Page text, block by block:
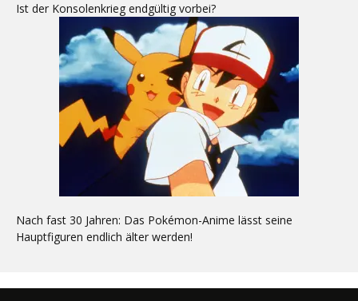
Ist der Konsolenkrieg endgültig vorbei?
Nach fast 30 Jahren: Das Pokémon-Anime lässt seine
Hauptfiguren endlich älter werden!